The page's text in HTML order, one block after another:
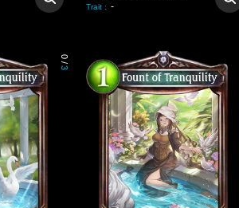
Trait : -
0
/
3